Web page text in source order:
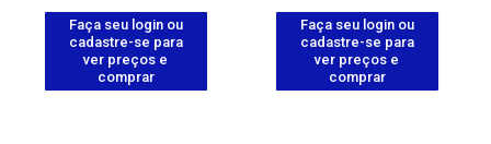
Faça seu login ou
cadastre-se para
ver preços e
comprar
Faça seu login ou
cadastre-se para
ver preços e
comprar